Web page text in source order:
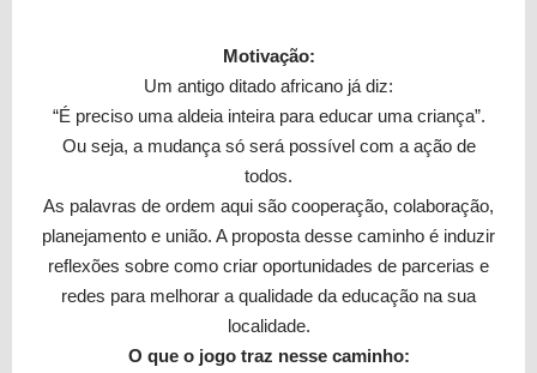
Motivação:
Um antigo ditado africano já diz:
“É preciso uma aldeia inteira para educar uma criança”.
Ou seja, a mudança só será possível com a ação de
todos.
As palavras de ordem aqui são cooperação, colaboração,
planejamento e união. A proposta desse caminho é induzir
reflexões sobre como criar oportunidades de parcerias e
redes para melhorar a qualidade da educação na sua
localidade.
O que o jogo traz nesse caminho: